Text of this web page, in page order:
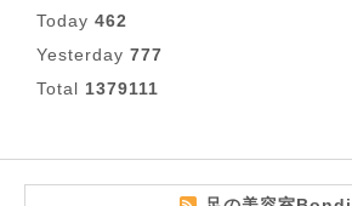
Today 462
Yesterday 777
Total 1379111